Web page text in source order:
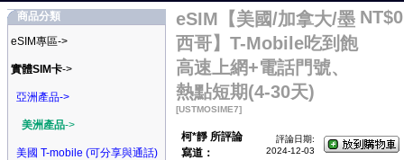
商品分類
eSIM專區->
實體SIM卡->
亞洲產品->
美洲產品->
美國 T-mobile (可分享與通話)
eSIM【美國/加拿大/墨
西哥】T-Mobile吃到飽
高速上網+電話門號、
熱點短期(4-30天)
[USTMOSIME7]
NT$0
柯*靜 所評論
寫道：
評論日期:
2024-12-03